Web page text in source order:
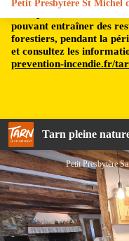
pouvant entraîner des
forestiers, pendant la
et consultez les
prevention-incendie.fr/
Tarn pleine
Petit Presbytère St Michel